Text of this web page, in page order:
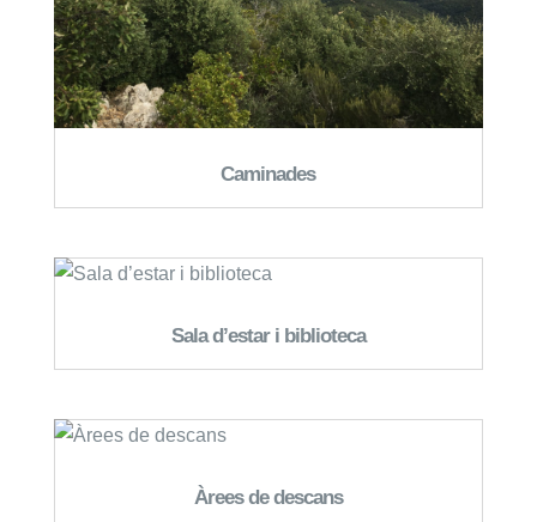
Caminades
Sala d’estar i biblioteca
Àrees de descans